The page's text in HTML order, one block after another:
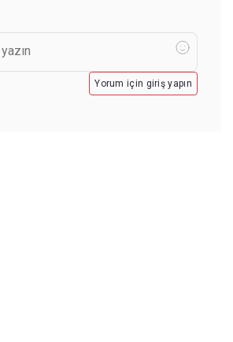
Yorum için giriş yapın